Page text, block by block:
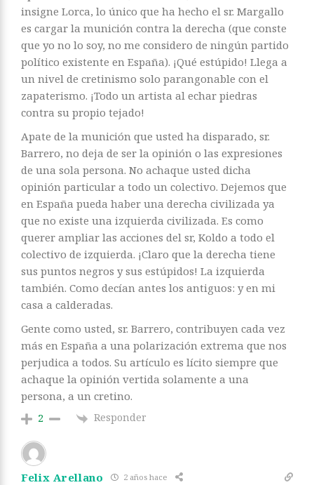
insigne Lorca, lo único que ha hecho el sr. Margallo
es cargar la munición contra la derecha (que conste
que yo no lo soy, no me considero de ningún partido
político existente en España). ¡Qué estúpido! Llega a
un nivel de cretinismo solo parangonable con el
zapaterismo. ¡Todo un artista al echar piedras
contra su propio tejado!
Apate de la munición que usted ha disparado, sr.
Barrero, no deja de ser la opinión o las expresiones
de una sola persona. No achaque usted dicha
opinión particular a todo un colectivo. Dejemos que
en España pueda haber una derecha civilizada ya
que no existe una izquierda civilizada. Es como
querer ampliar las acciones del sr, Koldo a todo el
colectivo de izquierda. ¡Claro que la derecha tiene
sus puntos negros y sus estúpidos! La izquierda
también. Como decían antes los antiguos: y en mi
casa a calderadas.
Gente como usted, sr. Barrero, contribuyen cada vez
más en España a una polarización extrema que nos
perjudica a todos. Su artículo es lícito siempre que
achaque la opinión vertida solamente a una
persona, a un cretino.
2 Responder
Felix Arellano 2 años hace